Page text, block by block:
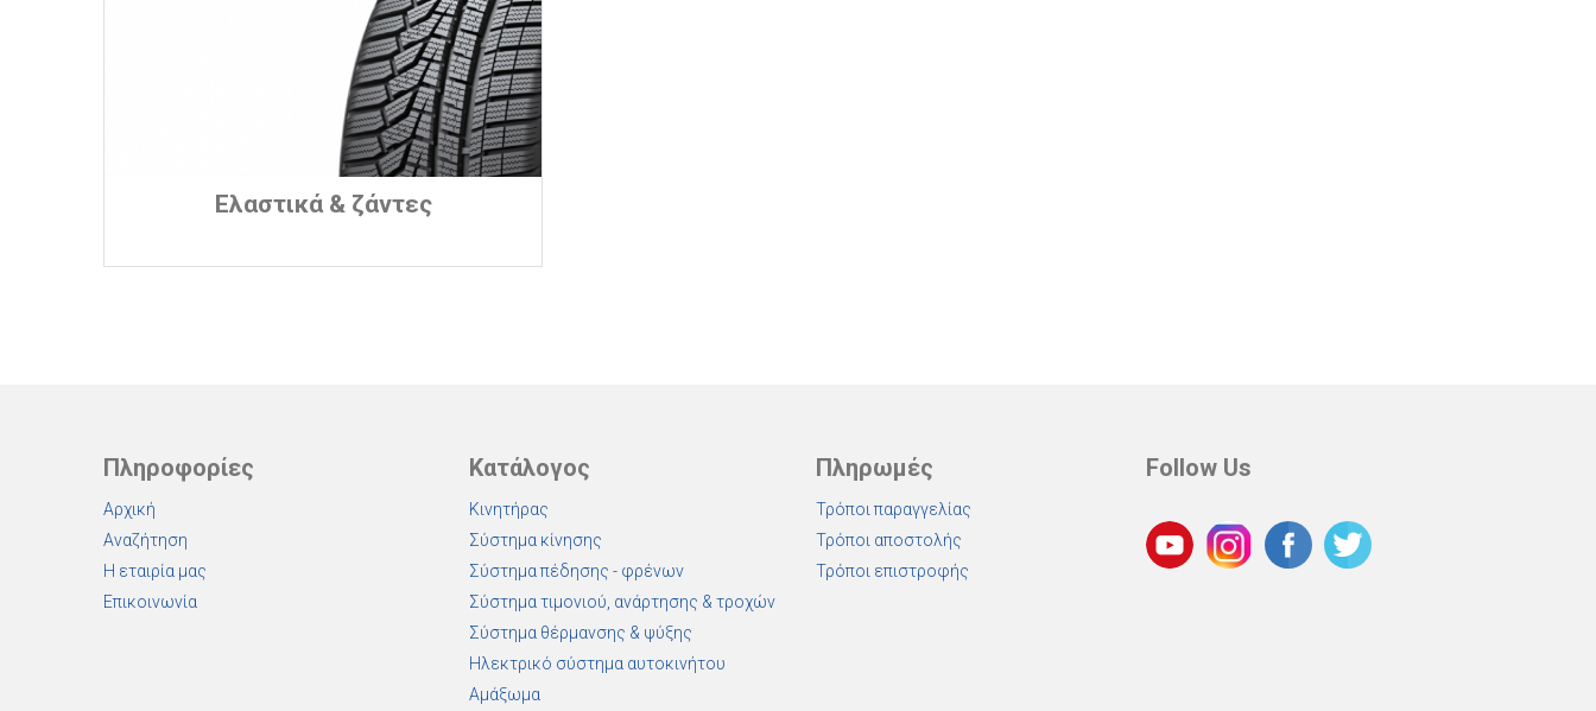
Ελαστικά & ζάντες
Πληροφορίες
Αρχική
Αναζήτηση
Η εταιρία μας
Επικοινωνία
Κατάλογος
Κινητήρας
Σύστημα κίνησης
Σύστημα πέδησης - φρένων
Σύστημα τιμονιού, ανάρτησης & τροχών
Σύστημα θέρμανσης & ψύξης
Ηλεκτρικό σύστημα αυτοκινήτου
Αμάξωμα
Πληρωμές
Τρόποι παραγγελίας
Τρόποι αποστολής
Τρόποι επιστροφής
Follow Us